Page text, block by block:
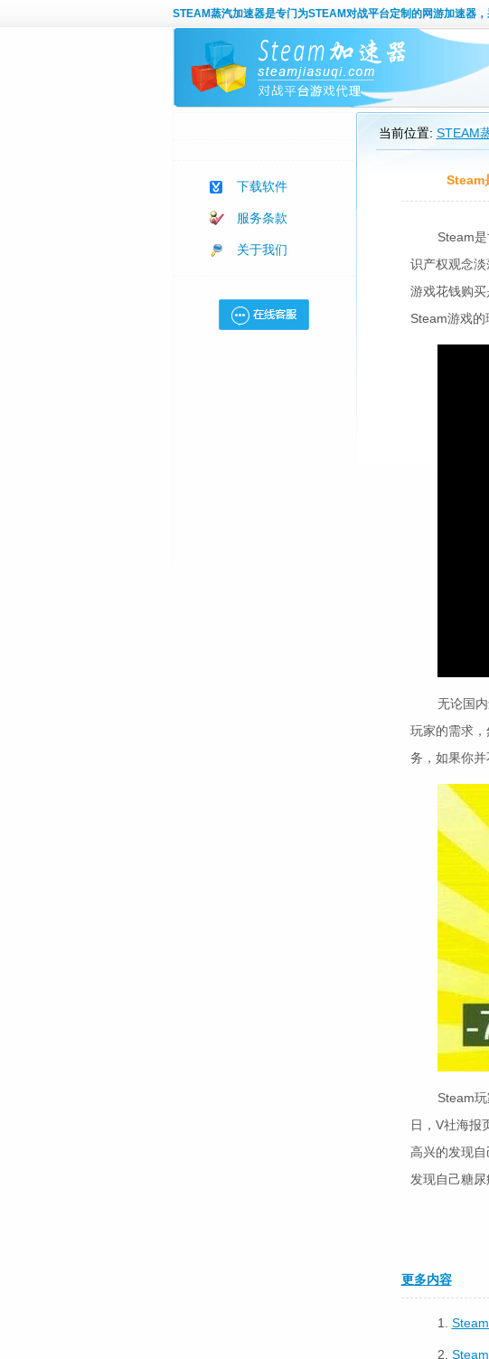
STEAM蒸汽加速器是专门为STEAM对战平台定制的网游加速器
下载软件
服务条款
关于我们
当前位置: STEAM
Steam
Steam
识产权观念
游戏花钱购
Steam游戏的
无论国
玩家的需求
务，如果你并
Steam
日，V社海报
高兴的发现
发现自己糖
更多内容
1.
2.